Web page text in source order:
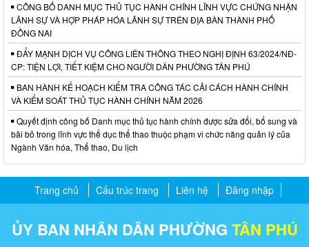
CÔNG BỐ DANH MỤC THỦ TỤC HÀNH CHÍNH LĨNH VỰC CHỨNG NHẬN
LÃNH SỰ VÀ HỢP PHÁP HÓA LÃNH SỰ TRÊN ĐỊA BÀN THÀNH PHỐ
ĐỒNG NAI
ĐẨY MẠNH DỊCH VỤ CÔNG LIÊN THÔNG THEO NGHỊ ĐỊNH 63/2024/NĐ-
CP: TIỆN LỢI, TIẾT KIỆM CHO NGƯỜI DÂN PHƯỜNG TÂN PHÚ
BAN HÀNH KẾ HOẠCH KIỂM TRA CÔNG TÁC CẢI CÁCH HÀNH CHÍNH
VÀ KIỂM SOÁT THỦ TỤC HÀNH CHÍNH NĂM 2026
Quyết định công bố Danh mục thủ tục hành chính được sửa đổi, bổ sung và
bãi bỏ trong lĩnh vực thể dục thể thao thuộc phạm vi chức năng quản lý của
Ngành Văn hóa, Thể thao, Du lịch
Trang chủ Cấu trúc trang Liên hệ Đăng nhập
ỦY BAN NHÂN DÂN PHƯỜNG TÂN PHÚ